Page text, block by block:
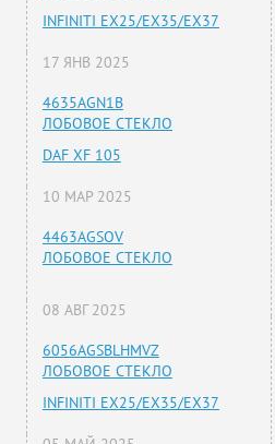
INFINITI EX25/EX35/EX37
17 ЯНВ 2025
4635AGN1B
ЛОБОВОЕ СТЕКЛО
DAF XF 105
10 МАР 2025
4463AGSOV
ЛОБОВОЕ СТЕКЛО
08 АВГ 2025
6056AGSBLHMVZ
ЛОБОВОЕ СТЕКЛО
INFINITI EX25/EX35/EX37